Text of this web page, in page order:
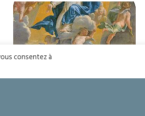
consentez à